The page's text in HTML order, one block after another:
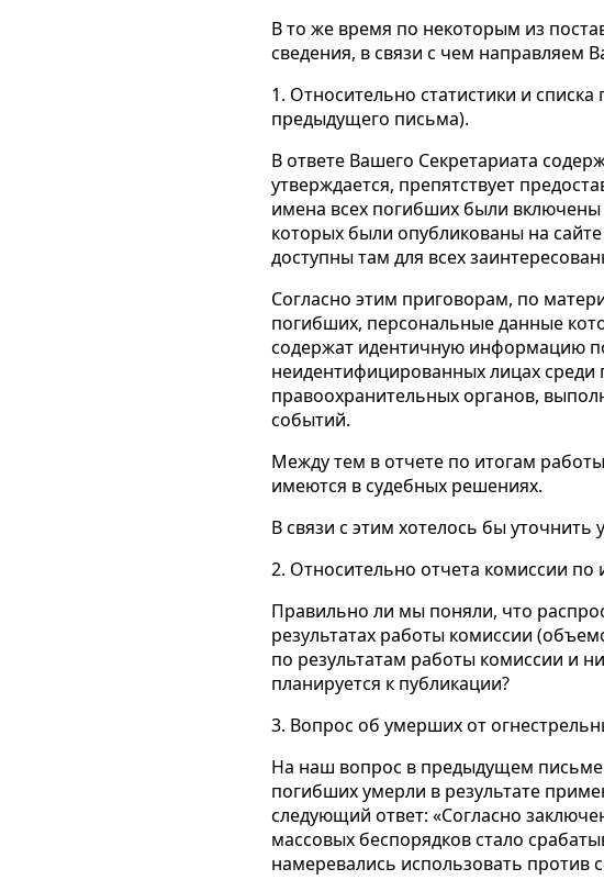
В то же время по некоторым из
сведения, в связи с чем направляем
1. Относительно статистики и
предыдущего письма).
В ответе Вашего Секретариата
утверждается, препятствует
имена всех погибших были включены
которых были опубликованы на
доступны там для всех
Согласно этим приговорам, по
погибших, персональные данные
содержат идентичную информацию
неидентифицированных лицах
правоохранительных органов,
событий.
Между тем в отчете по итогам
имеются в судебных решениях.
В связи с этим хотелось бы
2. Относительно отчета комиссии
Правильно ли мы поняли, что
результатах работы комиссии
по результатам работы комиссии и
планируется к публикации?
3. Вопрос об умерших от
На наш вопрос в предыдущем письме
погибших умерли в результате
следующий ответ: «Согласно
массовых беспорядков стало
намеревались использовать против